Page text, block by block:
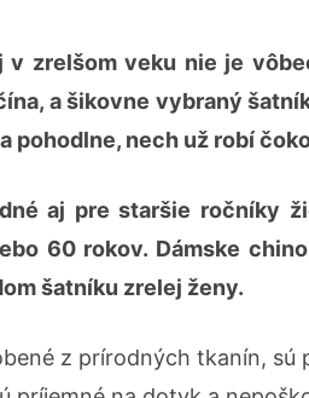
zrelšom veku nie je
a šikovne vybraný
pohodlne, nech už robí
aj pre staršie ročníky
60 rokov. Dámske
šatníku zrelej ženy.
z prírodných tkanín,